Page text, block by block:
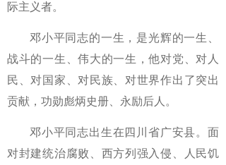
际主义者。
邓小平同志的一生，是光辉的一生、
战斗的一生、伟大的一生，他对党、对人
民、对国家、对民族、对世界作出了突出
贡献，功勋彪炳史册、永励后人。
邓小平同志出生在四川省广安县。面
对封建统治腐败、西方列强入侵、人民饥